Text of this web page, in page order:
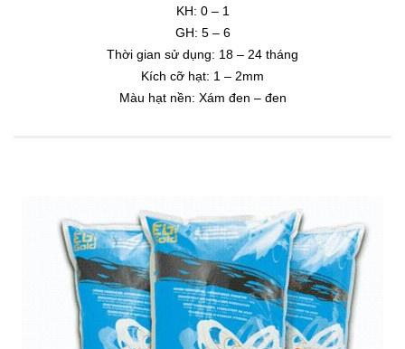
KH: 0 – 1
GH: 5 – 6
Thời gian sử dụng: 18 – 24 tháng
Kích cỡ hạt: 1 – 2mm
Màu hạt nền: Xám đen – đen